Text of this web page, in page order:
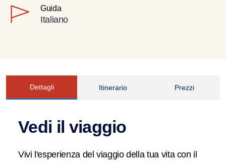
Guida
Italiano
Dettagli Itinerario Prezzi
Vedi il viaggio
Vivi l'esperienza del viaggio della tua vita con il